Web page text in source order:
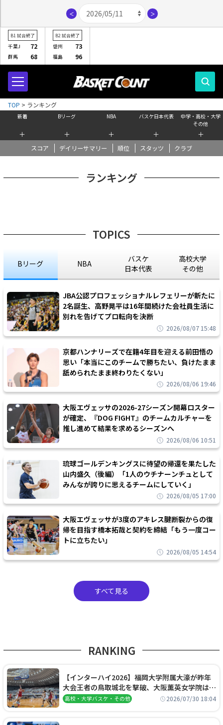
＜ ＞
B1 試合終了
千葉J 72
群馬 68
B2 試合終了
信州 73
福島 96
新着
＋
Bリーグ
＋
NBA
＋
バスケ日本代表
＋
中学・高校・大学
その他
＋
スコア デイリーサマリー 順位 スタッツ クラブ
TOP > ランキング
ランキング
TOPICS
Bリーグ NBA
バスケ
日本代表
高校大学
その他
JBA公認プロフェッショナルレフェリーが新たに
2名誕生、高野晃平は16年間続けた会社員生活に
別れを告げてプロ転向を決断
2026/08/07 15:48
京都ハンナリーズで在籍4年目を迎える前田悟の
思い「本当にこのチームで勝ちたい、負けたまま
舐められたまま終わりたくない」
2026/08/06 19:46
大阪エヴェッサの2026-27シーズン開幕ロスター
が確定、『DOG FIGHT』のチームカルチャーを
推し進めて結果を求めるシーズンへ
2026/08/06 10:51
琉球ゴールデンキングスに待望の帰還を果たした
山内盛久（後編）「1人のウチナーンチュとして
みんなが誇りに思えるチームにしていく」
2026/08/05 17:00
大阪エヴェッサが3度のアキレス腱断裂からの復
帰を目指す橋本拓哉と契約を締結「もう一度コー
トに立ちたい」
2026/08/05 14:54
すべて見る
RANKING
【インターハイ2026】福岡大学附属大濠が昨年
大会王者の鳥取城北を撃破、大阪薫英女学院は岐
阜女子に完勝、大会3日目試合結果
高校・大学バスケ・その他 2026/07/30 18:04